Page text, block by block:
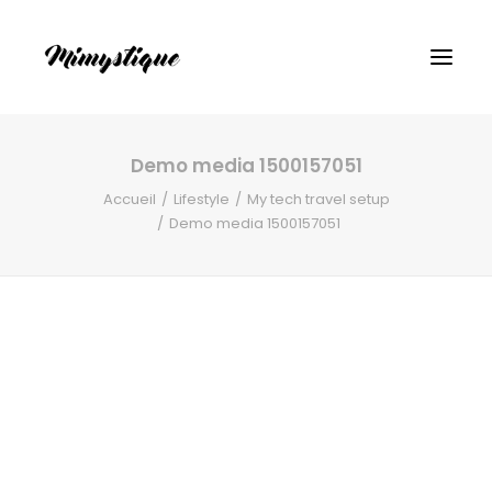
Demo media 1500157051
Accueil Lifestyle
My tech travel setup
Demo media 1500157051